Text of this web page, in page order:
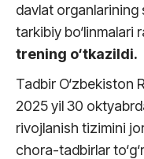
davlat organlarining
tarkibiy bo‘linmalari
trening o‘tkazildi.
Tadbir O‘zbekiston
2025 yil 30
rivojlanish tizimini
chora-tadbirlar